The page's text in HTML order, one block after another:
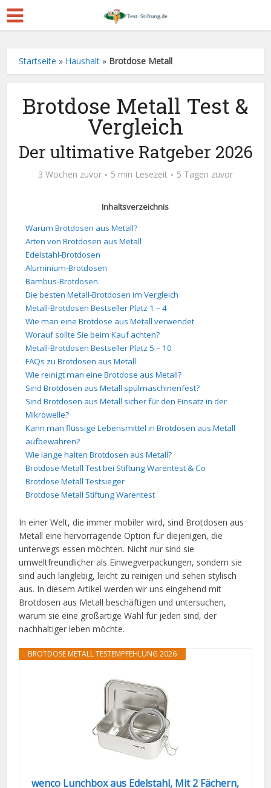
Startseite » Haushalt » Brotdose Metall
Brotdose Metall Test &
Vergleich
Der ultimative Ratgeber 2026
3 Wochen zuvor 5 min Lesezeit 5 Tagen zuvor
Inhaltsverzeichnis
Warum Brotdosen aus Metall?
Arten von Brotdosen aus Metall
Edelstahl-Brotdosen
Aluminium-Brotdosen
Bambus-Brotdosen
Die besten Metall-Brotdosen im Vergleich
Metall-Brotdosen Bestseller Platz 1 – 4
Wie man eine Brotdose aus Metall verwendet
Worauf sollte Sie beim Kauf achten?
Metall-Brotdosen Bestseller Platz 5 – 10
FAQs zu Brotdosen aus Metall
Wie reinigt man eine Brotdose aus Metall?
Sind Brotdosen aus Metall spülmaschinenfest?
Sind Brotdosen aus Metall sicher für den Einsatz in der
Mikrowelle?
Kann man flüssige Lebensmittel in Brotdosen aus Metall
aufbewahren?
Wie lange halten Brotdosen aus Metall?
Brotdose Metall Test bei Stiftung Warentest & Co
Brotdose Metall Testsieger
Brotdose Metall Stiftung Warentest
In einer Welt, die immer mobiler wird, sind Brotdosen aus
Metall eine hervorragende Option für diejenigen, die
unterwegs essen möchten. Nicht nur sind sie
umweltfreundlicher als Einwegverpackungen, sondern sie
sind auch langlebig, leicht zu reinigen und sehen stylisch
aus. In diesem Artikel werden wir uns eingehend mit
Brotdosen aus Metall beschäftigen und untersuchen,
warum sie eine großartige Wahl für jeden sind, der
nachhaltiger leben möchte.
BROTDOSE METALL TESTEMPFEHLUNG 2026
wenco Lunchbox aus Edelstahl, Mit 2 Fächern,